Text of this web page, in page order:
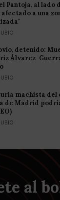
Pantoja, al lado
afectado a una
detenido:
Álvarez-
machista del
de Madrid
al